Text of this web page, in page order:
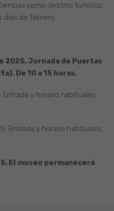
como destino turístico
días de febrero.
2025. Jornada de Puertas
De 10 a 15 horas.
Entrada y horario habituales.
Entrada y horario habituales.
El museo permanecerá